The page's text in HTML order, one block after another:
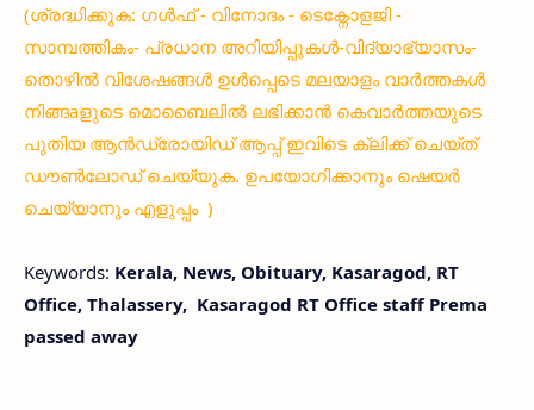
(ശ്രദ്ധിക്കുക: ഗൾഫ് - വിനോദം - ടെക്നോളജി -
സാമ്പത്തികം- പ്രധാന അറിയിപ്പുകൾ-വിദ്യാഭ്യാസം-
തൊഴിൽ വിശേഷങ്ങൾ ഉൾപ്പെടെ മലയാളം വാർത്തകൾ
നിങ്ങaളുടെ മൊബൈലിൽ ലഭിക്കാൻ കെവാർത്തയുടെ
പുതിയ ആൻഡ്രോയിഡ് ആപ്പ് ഇവിടെ ക്ലിക്ക് ചെയ്ത്
ഡൗൺലോഡ് ചെയ്യുക. ഉപയോഗിക്കാനും ഷെയർ
ചെയ്യാനും എളുപ്പം )
Keywords: Kerala, News, Obituary, Kasaragod, RT
Office, Thalassery, Kasaragod RT Office staff Prema
passed away